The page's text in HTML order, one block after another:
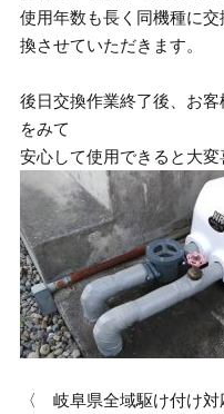
使用年数も長く同機種に
換させていただきます。
後日交換作業終了後、お
をみて
安心して使用できると大変
〈 岐阜県全域駆け付け